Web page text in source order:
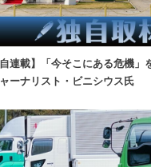
自連載】「今そこにある危機
ーナリスト・ビニシウス氏